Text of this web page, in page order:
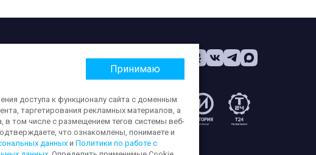
сайте,
сообщений:
Принимаю
доступа к функционалу сайта с доменным
таргетирования рекламных материалов, а
в том числе с размещением тегов системы веб-
что ознакомлены, понимаете и
данных и Политики по работе с